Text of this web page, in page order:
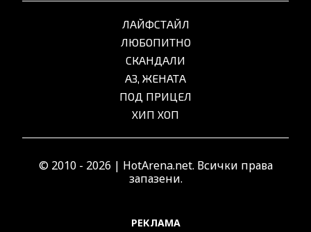
ЛАЙФСТАЙЛ
ЛЮБОПИТНО
СКАНДАЛИ
АЗ, ЖЕНАТА
ПОД ПРИЦЕЛ
ХИП ХОП
© 2010 - 2026 | HotArena.net. Всички права
запазени.
РЕКЛАМА